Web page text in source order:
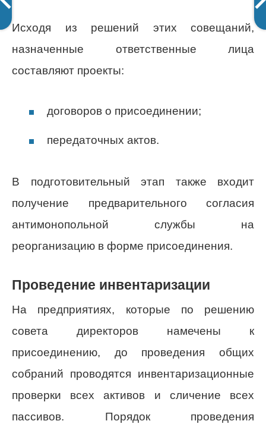
Исходя из решений этих совещаний,
назначенные ответственные лица
составляют проекты:
договоров о присоединении;
передаточных актов.
В подготовительный этап также входит
получение предварительного согласия
антимонопольной службы на
реорганизацию в форме присоединения.
Проведение инвентаризации
На предприятиях, которые по решению
совета директоров намечены к
присоединению, до проведения общих
собраний проводятся инвентаризационные
проверки всех активов и сличение всех
пассивов. Порядок проведения